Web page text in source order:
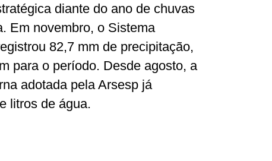
diante do ano de chuvas
Em novembro, o Sistema
82,7 mm de precipitação,
para o período. Desde agosto, a
adotada pela Arsesp já
litros de água.